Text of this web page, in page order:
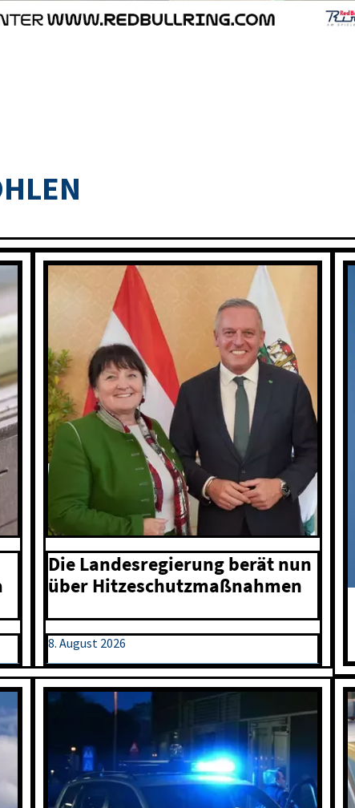
Die Landesregierung berät nun
über Hitzeschutzmaßnahmen
8. August 2026